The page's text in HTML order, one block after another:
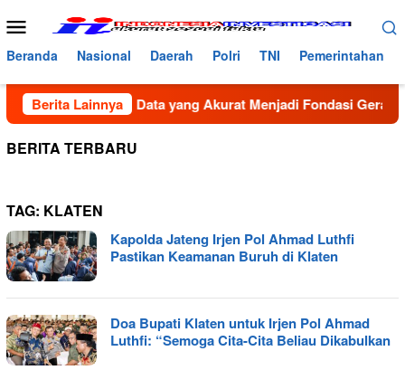
ke
konten
Menu
Mobile
Beranda Nasional Daerah Polri TNI Pemerintahan
Berita Lainnya
Bancin: Data yang Akurat Menjadi Fondasi Gerakan
BERITA TERBARU
TAG: KLATEN
Kapolda Jateng Irjen Pol Ahmad Luthfi
Pastikan Keamanan Buruh di Klaten
Doa Bupati Klaten untuk Irjen Pol Ahmad
Luthfi: “Semoga Cita-Cita Beliau Dikabulkan